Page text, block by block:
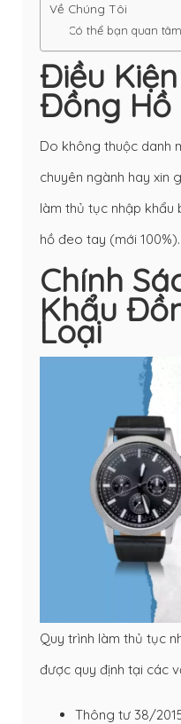
Về Chúng Tôi
Có thể bạn quan
Điều
Đồng Hồ
Do không thuộc danh
chuyên ngành hay xin
làm thủ tục nhập khẩu
hồ đeo tay (mới 100%).
Chính
Khẩu
Loại
Quy trình làm thủ tục
được quy định tại các
Thông tư 38/